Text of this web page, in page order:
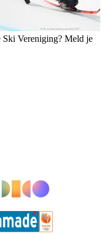
Ski Vereniging? Meld je